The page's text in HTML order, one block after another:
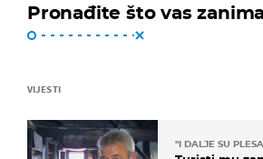
Pronađite što vas zanima
VIJESTI
"I DALJE SU